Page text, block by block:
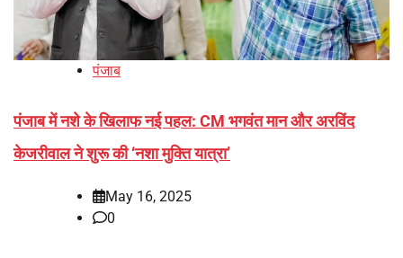
पंजाब
पंजाब में नशे के खिलाफ नई पहल: CM भगवंत मान और अरविंद
केजरीवाल ने शुरू की ‘नशा मुक्ति यात्रा’
May 16, 2025
0